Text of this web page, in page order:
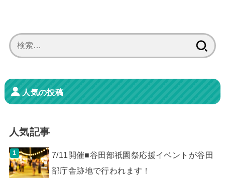
索:
人気の投稿
人気記事
7/11開催■谷田部祇園祭応援イベントが谷田
部庁舎跡地で行われます！